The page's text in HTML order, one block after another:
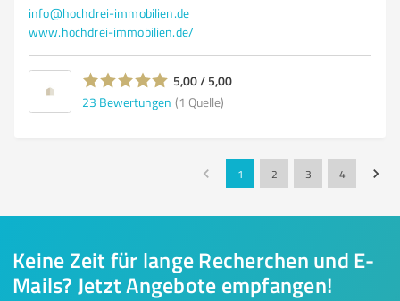
info@hochdrei-immobilien.de
www.hochdrei-immobilien.de/
5,00 / 5,00
23 Bewertungen (1 Quelle)
1 2 3 4
Keine Zeit für lange Recherchen und E-
Mails? Jetzt Angebote empfangen!